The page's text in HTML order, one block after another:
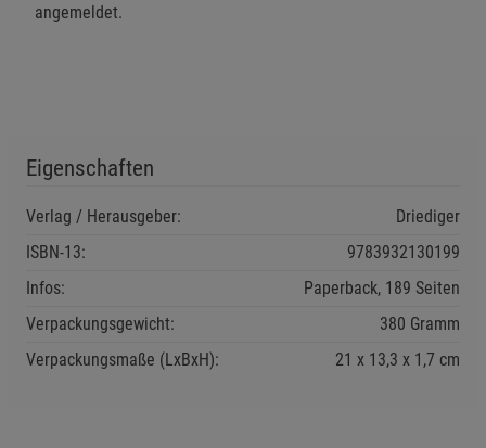
angemeldet.
Eigenschaften
Verlag / Herausgeber:
Driediger
ISBN-13:
9783932130199
Infos:
Paperback, 189 Seiten
Verpackungsgewicht:
380 Gramm
Verpackungsmaße (LxBxH):
21 13,3 1,7 cm